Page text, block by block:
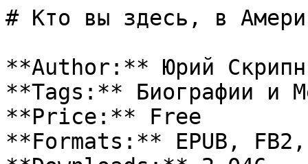
# Кто вы здесь, в
**Author:** Юрий
**Tags:** Биографии и
**Price:** Free
**Formats:** EPUB, FB2,